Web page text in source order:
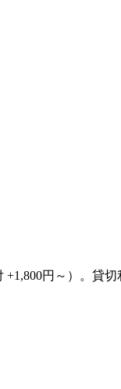
円～）。貸